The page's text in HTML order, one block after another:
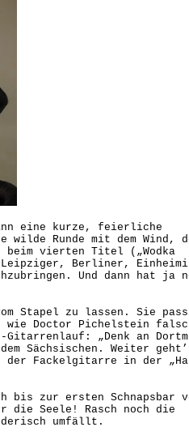
eine kurze, feierliche
Runde mit dem Wind,
beim vierten Titel („Wodka
Leipziger, Berliner,
Und dann hat ja
Stapel zu lassen. Sie
wie Doctor Pichelstein
„Denk an
Sächsischen. Weiter
der Fackelgitarre in der
bis zur ersten Schnapsbar
Seele! Rasch noch die
umfällt.